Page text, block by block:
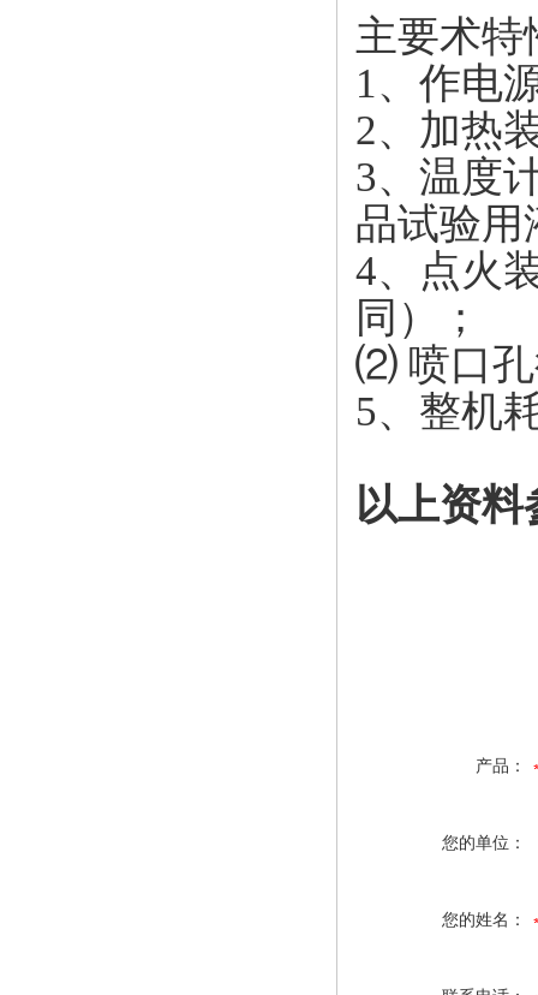
主要术特
1、作电
2、加热
3、温度
品试验用
4、点火
同）；
⑵ 喷口孔
5、 整机
以上资
产品：
您的单位：
您的姓名：